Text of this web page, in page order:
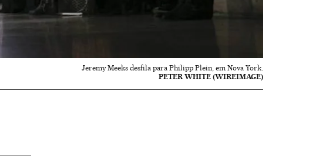
Jeremy Meeks desfila para Philipp Plein, em Nova York.
PETER WHITE (WIREIMAGE)